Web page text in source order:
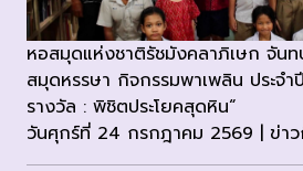
หอสมุดแห่งชาติรัชมังคลาภิเษก จัน
สมุดหรรษา กิจกรรมพาเพลิน ประจ
รางวัล : พิชิตประโยคสุดหิน“
วันศุกร์ที่ 24 กรกฎาคม 2569 | ข่าว